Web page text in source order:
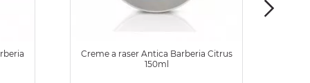
Creme a raser Antica Barberia Citrus
150ml